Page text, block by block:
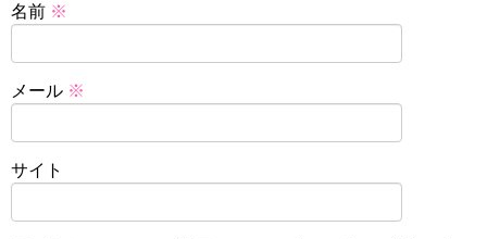
名前 ※
メール ※
サイト